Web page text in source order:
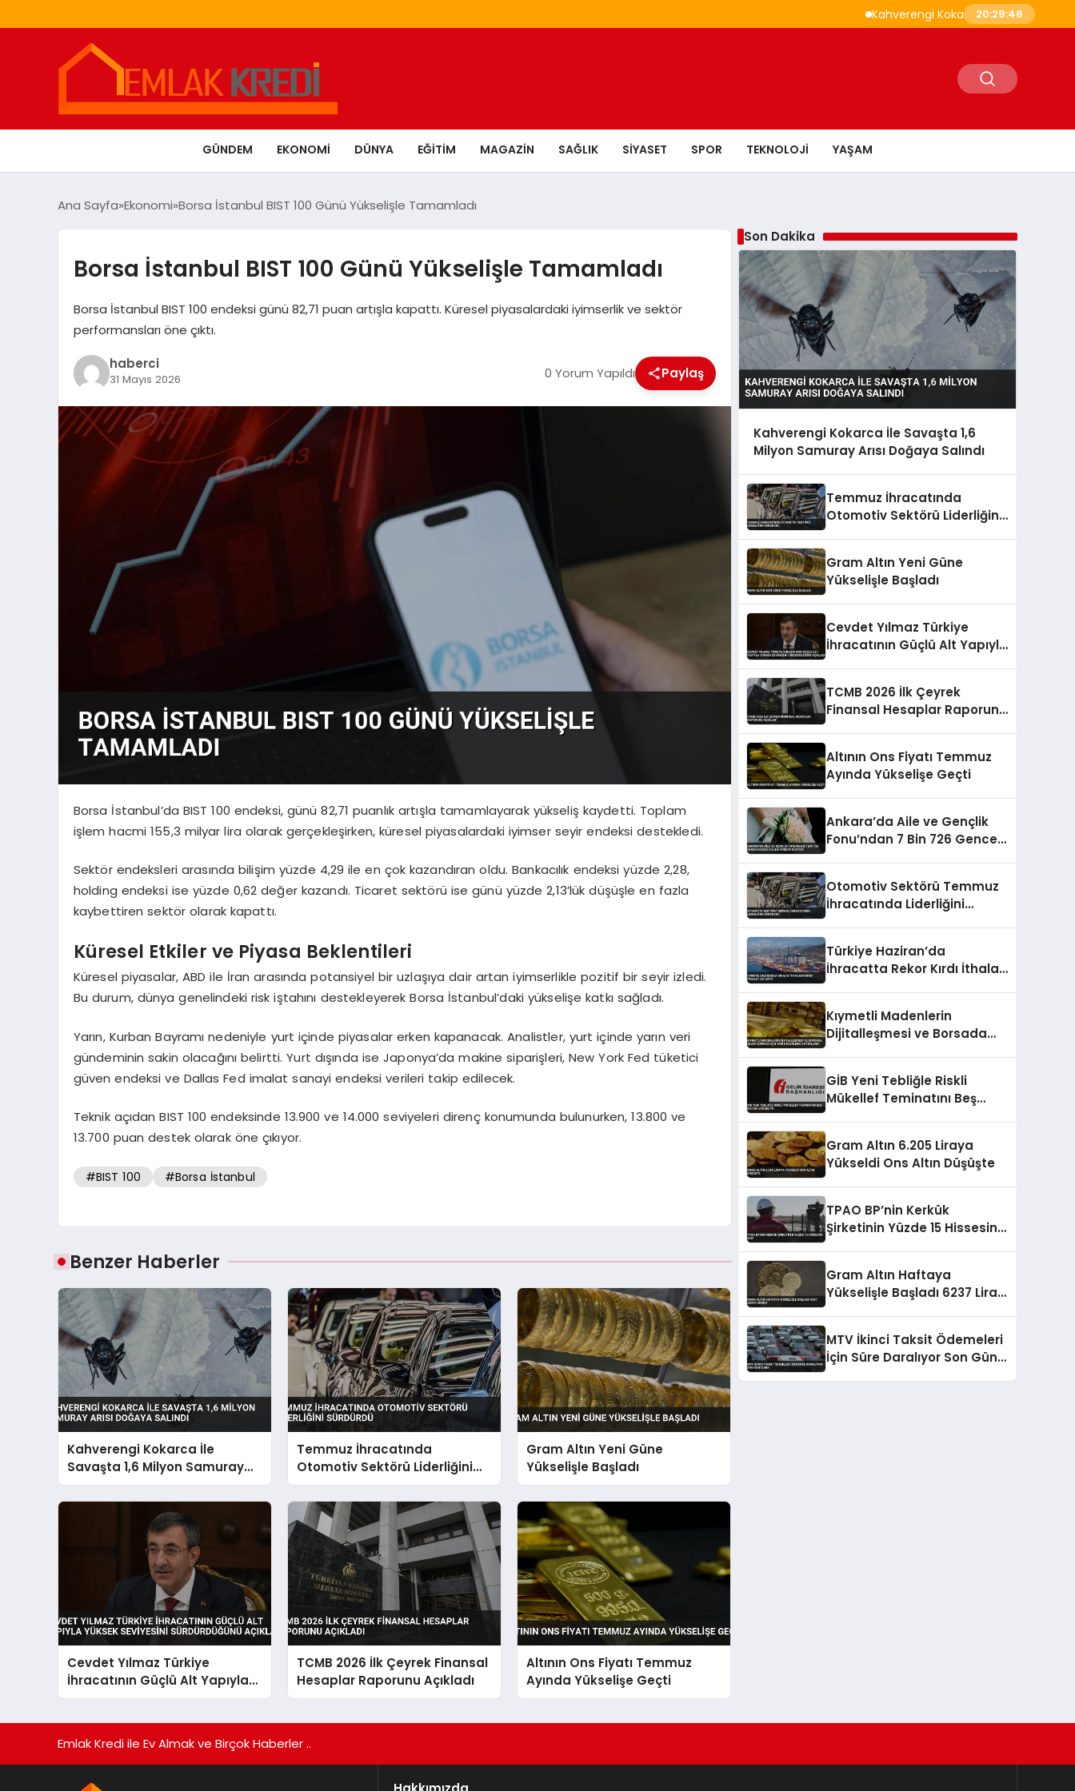
Kahverengi Kokarca İle Savaşta 1,6 Milyon
20:29:49
GÜNDEM EKONOMI DÜNYA EĞITIM MAGAZIN SAĞLIK SIYASET SPOR TEKNOLOJI YAŞAM
Ana Sayfa Ekonomi Borsa İstanbul BIST 100 Günü Yükselişle Tamamladı
Borsa İstanbul BIST 100 Günü Yükselişle Tamamladı
Borsa İstanbul BIST 100 endeksi günü 82,71 puan artışla kapattı. Küresel piyasalardaki iyimserlik ve sektör
performansları öne çıktı.
haberci
31 Mayıs 2026 0 Yorum Yapıldı Paylaş
Borsa İstanbul’da BIST 100 endeksi, günü 82,71 puanlık artışla tamamlayarak yükseliş kaydetti. Toplam
işlem hacmi 155,3 milyar lira olarak gerçekleşirken, küresel piyasalardaki iyimser seyir endeksi destekledi.
Sektör endeksleri arasında bilişim yüzde 4,29 ile en çok kazandıran oldu. Bankacılık endeksi yüzde 2,28,
holding endeksi ise yüzde 0,62 değer kazandı. Ticaret sektörü ise günü yüzde 2,13’lük düşüşle en fazla
kaybettiren sektör olarak kapattı.
Küresel Etkiler ve Piyasa Beklentileri
Küresel piyasalar, ABD ile İran arasında potansiyel bir uzlaşıya dair artan iyimserlikle pozitif bir seyir izledi.
Bu durum, dünya genelindeki risk iştahını destekleyerek Borsa İstanbul’daki yükselişe katkı sağladı.
Yarın, Kurban Bayramı nedeniyle yurt içinde piyasalar erken kapanacak. Analistler, yurt içinde yarın veri
gündeminin sakin olacağını belirtti. Yurt dışında ise Japonya’da makine siparişleri, New York Fed tüketici
güven endeksi ve Dallas Fed imalat sanayi endeksi verileri takip edilecek.
Teknik açıdan BIST 100 endeksinde 13.900 ve 14.000 seviyeleri direnç konumunda bulunurken, 13.800 ve
13.700 puan destek olarak öne çıkıyor.
#BIST 100 #Borsa İstanbul
Benzer Haberler
Kahverengi Kokarca İle
Savaşta 1,6 Milyon Samuray
Arısı Doğaya Salındı
Temmuz İhracatında
Otomotiv Sektörü Liderliğini
Sürdürdü
Gram Altın Yeni Güne
Yükselişle Başladı
Cevdet Yılmaz Türkiye
İhracatının Güçlü Alt Yapıyla
Yüksek Seviyesini
TCMB 2026 İlk Çeyrek Finansal
Hesaplar Raporunu Açıkladı
Altının Ons Fiyatı Temmuz
Ayında Yükselişe Geçti
Son Dakika
Kahverengi Kokarca İle Savaşta 1,6
Milyon Samuray Arısı Doğaya Salındı
Temmuz İhracatında
Otomotiv Sektörü Liderliğini
Gram Altın Yeni Güne
Yükselişle Başladı
Cevdet Yılmaz Türkiye
İhracatının Güçlü Alt Yapıyla
TCMB 2026 İlk Çeyrek
Finansal Hesaplar Raporunu
Altının Ons Fiyatı Temmuz
Ayında Yükselişe Geçti
Ankara’da Aile ve Gençlik
Fonu’ndan 7 Bin 726 Gence
Otomotiv Sektörü Temmuz
İhracatında Liderliğini
Türkiye Haziran’da
İhracatta Rekor Kırdı İthalat
Kıymetli Madenlerin
Dijitalleşmesi ve Borsada
GİB Yeni Tebliğle Riskli
Mükellef Teminatını Beş
Gram Altın 6.205 Liraya
Yükseldi Ons Altın Düşüşte
TPAO BP’nin Kerkük
Şirketinin Yüzde 15 Hissesini
Gram Altın Haftaya
Yükselişle Başladı 6237 Lirayı
MTV İkinci Taksit Ödemeleri
İçin Süre Daralıyor Son Gün
Emlak Kredi ile Ev Almak ve Birçok Haberler ..